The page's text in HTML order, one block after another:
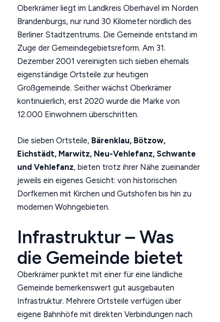
Oberkrämer liegt im Landkreis Oberhavel im Norden
Brandenburgs, nur rund 30 Kilometer nördlich des
Berliner Stadtzentrums. Die Gemeinde entstand im
Zuge der Gemeindegebietsreform. Am 31.
Dezember 2001 vereinigten sich sieben ehemals
eigenständige Ortsteile zur heutigen
Großgemeinde. Seither wächst Oberkrämer
kontinuierlich, erst 2020 wurde die Marke von
12.000 Einwohnern überschritten.
Die sieben Ortsteile, Bärenklau, Bötzow,
Eichstädt, Marwitz, Neu-Vehlefanz, Schwante
und Vehlefanz, bieten trotz ihrer Nähe zueinander
jeweils ein eigenes Gesicht: von historischen
Dorfkernen mit Kirchen und Gutshöfen bis hin zu
modernen Wohngebieten.
Infrastruktur – Was
die Gemeinde bietet
Oberkrämer punktet mit einer für eine ländliche
Gemeinde bemerkenswert gut ausgebauten
Infrastruktur. Mehrere Ortsteile verfügen über
eigene Bahnhöfe mit direkten Verbindungen nach